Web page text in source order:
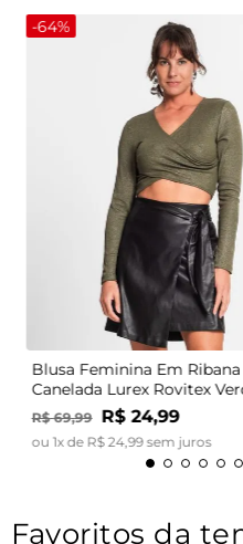
-64%
Blusa Feminina Em Ribana
Canelada Lurex Rovitex
R$ 69,99 R$ 24,99
ou 1x de R$ 24,99sem juros
Favoritos da